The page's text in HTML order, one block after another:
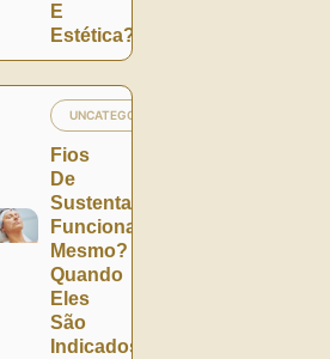
E
Estética?
UNCATEGORIZED
Fios
De
Sustentação
Funcionam
Mesmo?
Quando
Eles
São
Indicados?